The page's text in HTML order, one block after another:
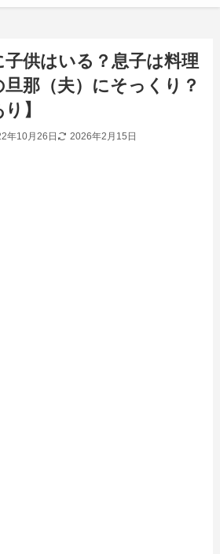
子供はいる？息子は料理
旦那（夫）にそっくり？
】
年10月26日 2026年2月15日